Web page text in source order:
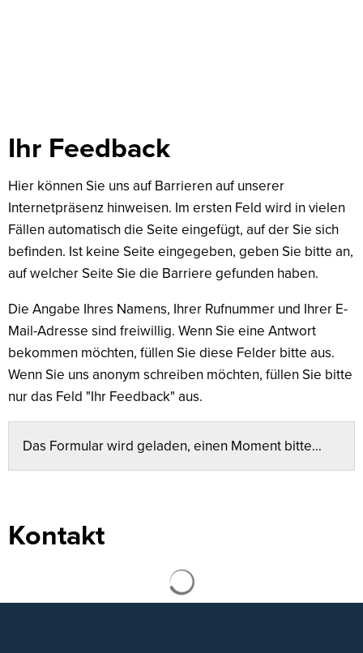
Feedback
Ihr Feedback
Hier können Sie uns auf Barrieren auf unserer
Internetpräsenz hinweisen. Im ersten Feld wird in vielen
Fällen automatisch die Seite eingefügt, auf der Sie sich
befinden. Ist keine Seite eingegeben, geben Sie bitte an,
auf welcher Seite Sie die Barriere gefunden haben.
Die Angabe Ihres Namens, Ihrer Rufnummer und Ihrer E-
Mail-Adresse sind freiwillig. Wenn Sie eine Antwort
bekommen möchten, füllen Sie diese Felder bitte aus.
Wenn Sie uns anonym schreiben möchten, füllen Sie bitte
nur das Feld "Ihr Feedback" aus.
Das Formular wird geladen, einen Moment bitte…
Kontakt